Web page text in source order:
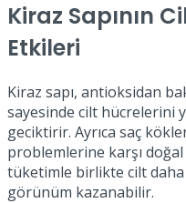
Kiraz Sapının
Etkileri
Kiraz sapı, antioksidan
sayesinde cilt hücrelerini
geciktirir. Ayrıca saç
problemlerine karşı
tüketimle birlikte cilt daha
görünüm kazanabilir.